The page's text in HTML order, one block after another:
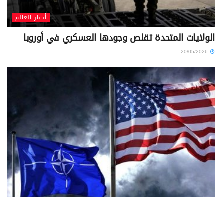
أخبار العالم
الولايات المتحدة تقلص وجودها العسكري في أوروبا